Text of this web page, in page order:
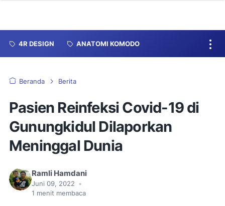
4R DESIGN ANATOMI KOMODO
Beranda Berita
Pasien Reinfeksi Covid-19 di
Gunungkidul Dilaporkan
Meninggal Dunia
Ramli Hamdani
Juni 09, 2022
•
1 menit membaca